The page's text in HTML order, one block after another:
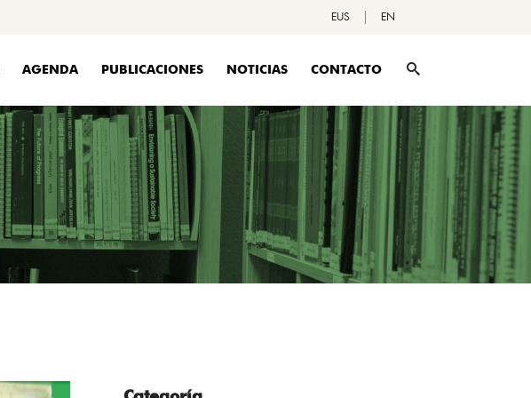
EUS EN
AGENDA PUBLICACIONES NOTICIAS CONTACTO